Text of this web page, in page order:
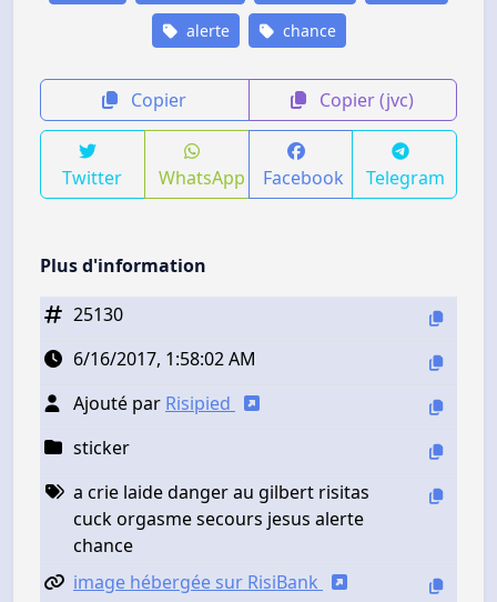
alerte chance
Copier Copier (jvc)
Twitter WhatsApp Facebook Telegram
Plus d'information
25130
6/16/2017, 1:58:02 AM
Ajouté par Risipied
sticker
a crie laide danger au gilbert risitas
cuck orgasme secours jesus alerte
chance
image hébergée sur RisiBank